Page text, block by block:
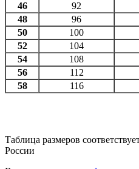
46
92
48
96
50
100
52
104
54
108
56
112
58
116
Таблица размеров
России